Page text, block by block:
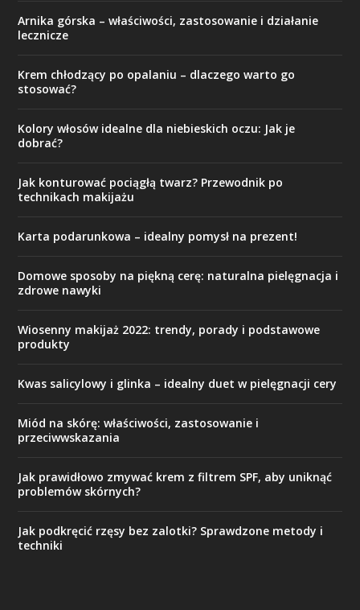
Arnika górska – właściwości, zastosowanie i działanie
lecznicze
Krem chłodzący po opalaniu – dlaczego warto go
stosować?
Kolory włosów idealne dla niebieskich oczu: Jak je
dobrać?
Jak konturować pociągłą twarz? Przewodnik po
technikach makijażu
Karta podarunkowa – idealny pomysł na prezent!
Domowe sposoby na piękną cerę: naturalna pielęgnacja i
zdrowe nawyki
Wiosenny makijaż 2022: trendy, porady i podstawowe
produkty
Kwas salicylowy i glinka – idealny duet w pielęgnacji cery
Miód na skórę: właściwości, zastosowanie i
przeciwwskazania
Jak prawidłowo zmywać krem z filtrem SPF, aby uniknąć
problemów skórnych?
Jak podkręcić rzęsy bez zalotki? Sprawdzone metody i
techniki